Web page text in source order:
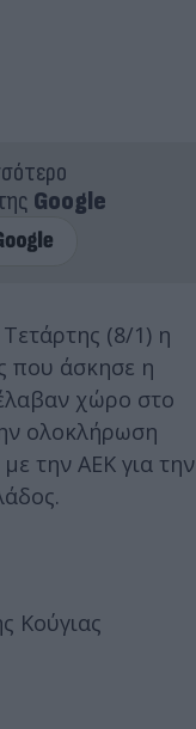
Google
(8/1) η
που άσκησε η
χώρο στο
ολοκλήρωση
την ΑΕΚ για την
Κούγιας